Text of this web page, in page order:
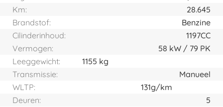
Km:
28.645
Brandstof:
Benzine
Cilinderinhoud:
1197CC
Vermogen:
58 kW 79 PK
Leeggewicht:
1155 kg
Transmissie:
Manueel
WLTP:
131g/km
Deuren:
5